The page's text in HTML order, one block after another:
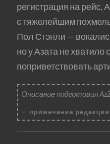
регистрация на рейс,
с тяжелейшим
Пол Стэнли —
но у Азата не хватило
поприветствовать
Описание подготовил
примечание редакции